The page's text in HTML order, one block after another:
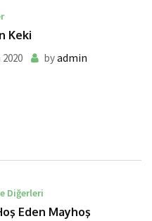
Keki
byadmin
Diğerleri
Eden Mayhoş